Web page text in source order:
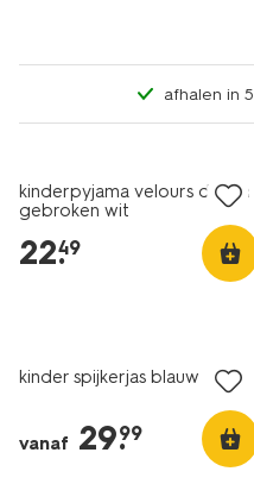
afhalen in
kinderpyjama velours dieren
gebroken wit
22.
49
kinder spijkerjas blauw
vanaf 29.
99